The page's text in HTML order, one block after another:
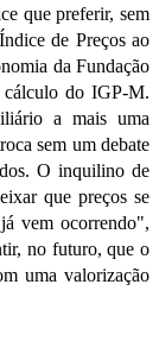
que preferir, sem
de Preços ao
da Fundação
do IGP-M.
a mais uma
sem um debate
O inquilino de
que preços se
vem ocorrendo",
no futuro, que o
uma valorização